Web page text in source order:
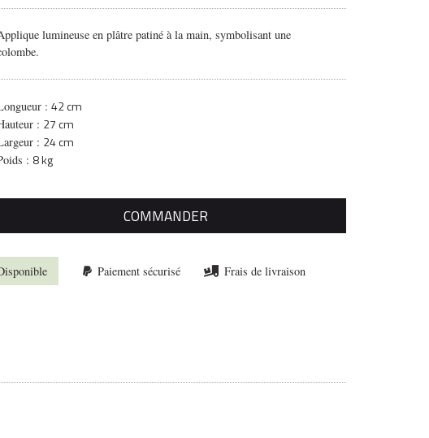
lumineuse en plâtre patiné à la main, symbolisant une
: 42 cm
: 27 cm
: 24 cm
: 8 kg
COMMANDER
Paiement sécurisé Frais de livraison